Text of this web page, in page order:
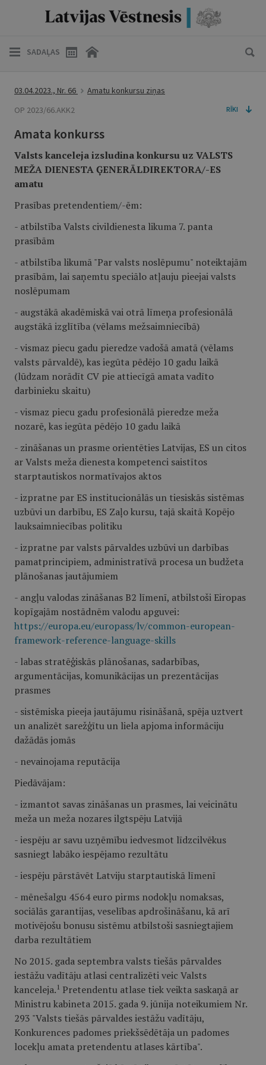
SADAĻAS
03.04.2023., Nr. 66
Amatu konkursu ziņas
OP 2023/66.AKK2
RĪKI
Amata konkurss
Valstskanceleja izsludina konkursu uz VALSTS
MEŽA DIENESTA ĢENERĀLDIREKTORA/-ES
amatu
Prasības pretendentiem/-ēm:
- atbilstība Valsts civildienesta likuma 7. panta
prasībām
- atbilstība likumā "Par valsts noslēpumu" noteiktajām
prasībām, lai saņemtu speciālo atļauju pieejai valsts
noslēpumam
- augstākā akadēmiskā vai otrā līmeņa profesionālā
augstākā izglītība (vēlams mežsaimniecībā)
- vismaz piecu gadu pieredze vadošā amatā (vēlams
valsts pārvaldē), kas iegūta pēdējo 10 gadu laikā
(lūdzam norādīt CV pie attiecīgā amata vadīto
darbinieku skaitu)
- vismaz piecu gadu profesionālā pieredze meža
nozarē, kas iegūta pēdējo 10 gadu laikā
- zināšanas un prasme orientēties Latvijas, ES un citos
ar Valsts meža dienesta kompetenci saistītos
starptautiskos normatīvajos aktos
- izpratne par ES institucionālās un tiesiskās sistēmas
uzbūvi un darbību, ES Zaļo kursu, tajā skaitā Kopējo
lauksaimniecības politiku
- izpratne par valsts pārvaldes uzbūvi un darbības
pamatprincipiem, administratīvā procesa un budžeta
plānošanas jautājumiem
- angļu valodas zināšanas B2 līmenī, atbilstoši Eiropas
kopīgajām nostādnēm valodu apguvei:
https://europa.eu/europass/lv/common-european-
framework-reference-language-skills
- labas stratēģiskās plānošanas, sadarbības,
argumentācijas, komunikācijas un prezentācijas
prasmes
- sistēmiska pieeja jautājumu risināšanā, spēja uztvert
un analizēt sarežģītu un liela apjoma informāciju
dažādās jomās
- nevainojama reputācija
Piedāvājam:
- izmantot savas zināšanas un prasmes, lai veicinātu
meža un meža nozares ilgtspēju Latvijā
- iespēju ar savu uzņēmību iedvesmot līdzcilvēkus
sasniegt labāko iespējamo rezultātu
- iespēju pārstāvēt Latviju starptautiskā līmenī
- mēnešalgu 4564 euro pirms nodokļu nomaksas,
sociālās garantijas, veselības apdrošināšanu, kā arī
motivējošu bonusu sistēmu atbilstoši sasniegtajiem
darba rezultātiem
No 2015. gada septembra valsts tiešās pārvaldes
iestāžu vadītāju atlasi centralizēti veic Valsts
kanceleja. 1 Pretendentu atlase tiek veikta saskaņā ar
Ministru kabineta 2015. gada 9. jūnija noteikumiem Nr.
293 "Valsts tiešās pārvaldes iestāžu vadītāju,
Konkurences padomes priekšsēdētāja un padomes
locekļu amata pretendentu atlases kārtība".